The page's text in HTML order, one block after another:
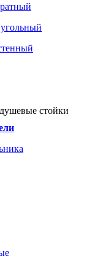
стойки